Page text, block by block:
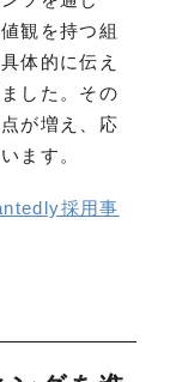
観を持つ組
体的に伝え
した。その
が増え、応
ます。
採用事